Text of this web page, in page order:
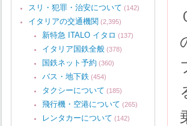
スリ・犯罪・治安について (142)
イタリアの交通機関 (2,395)
新特急 ITALO イタロ (137)
イタリア国鉄全般 (378)
国鉄ネット予約 (360)
バス・地下鉄 (454)
タクシーについて (185)
飛行機・空港について (265)
レンタカーについて (142)